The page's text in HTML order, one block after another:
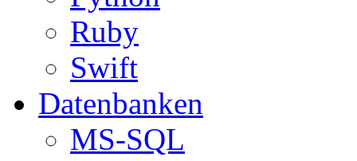
Ruby
Swift
Datenbanken
MS-SQL